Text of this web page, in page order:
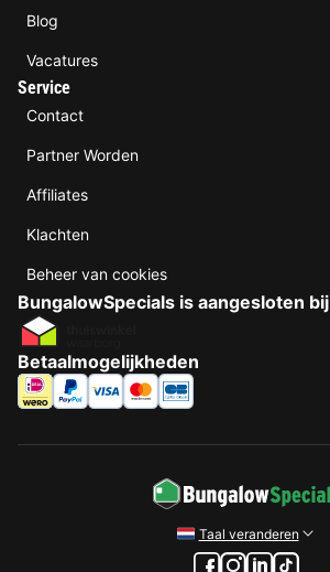
Blog
Vacatures
Service
Contact
Partner Worden
Affiliates
Klachten
Beheer van cookies
BungalowSpecials is aangesloten bij
Betaalmogelijkheden
Taal veranderen